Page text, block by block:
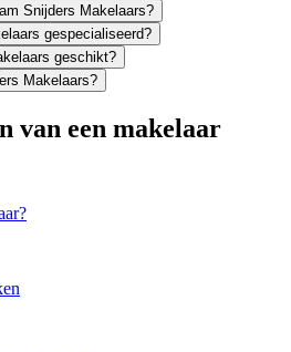
Snijders Makelaars?
gespecialiseerd?
geschikt?
Makelaars?
van een makelaar